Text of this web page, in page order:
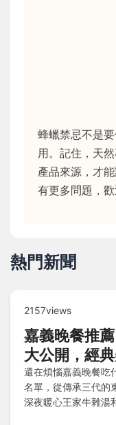
蜂蠟禁忌不是
用。記住，天
產品來源，才
有更多問題，歡
熱門新聞
2157views
嘉義晚餐推
大公開，經
還在煩惱嘉義晚餐吃
名單，從傳承三代的
深夜暖心王家牛雜湯